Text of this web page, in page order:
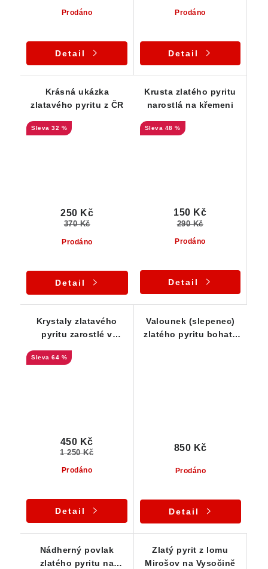
Prodáno
Detail
Prodáno
Detail
Krásná ukázka
zlatavého pyritu z ČR
32 %
Prodáno
250 Kč
370 Kč
Detail
Krusta zlatého pyritu
narostlá na křemeni
48 %
Prodáno
150 Kč
290 Kč
Detail
Krystaly zlatavého
pyritu zarostlé v
Smolník - Slovensko
64 %
Prodáno
450 Kč
1 250 Kč
Detail
Valounek (slepenec)
zlatého pyritu bohatě
Prodáno
850 Kč
Detail
Nádherný povlak
zlatého pyritu na
Zlatý pyrit z lomu
Mirošov na Vysočině